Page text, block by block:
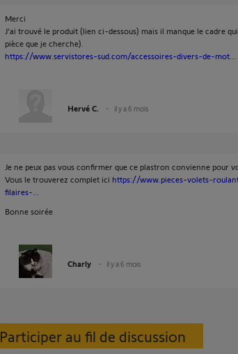
Merci
J'ai trouvé le produit (lien ci-dessous) mais il manque le cadre
pièce que je cherche).
https://www.servistores-sud.com/accessoires-divers-de-mot...
Hervé C. il y a 6 mois
Je ne peux pas vous confirmer que ce plastron convienne pour
Vous le trouverez complet ici https://www.pieces-volets-
filaires-...
Bonne soirée
Charly il y a 6 mois
Participer au fil de discussion